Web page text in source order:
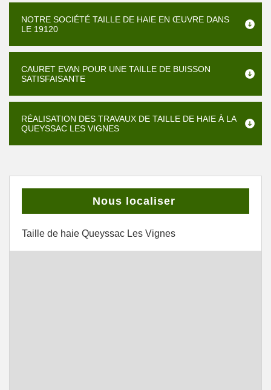
NOTRE SOCIÉTÉ TAILLE DE HAIE EN ŒUVRE DANS
LE 19120
CAURET EVAN POUR UNE TAILLE DE BUISSON
SATISFAISANTE
RÉALISATION DES TRAVAUX DE TAILLE DE HAIE À LA
QUEYSSAC LES VIGNES
Nous localiser
Taille de haie Queyssac Les Vignes